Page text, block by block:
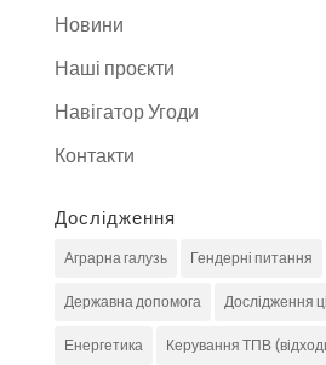
Новини
Наші проєкти
Навігатор Угоди
Контакти
Дослідження
Аграрна галузь Гендерні питання
Державна допомога Дослідження
Енергетика Керування ТПВ